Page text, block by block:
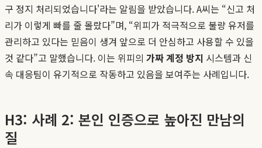
구 정지 처리되었습니다'라는 알림을 받았습니다. A씨는 “신고 처
리가 이렇게 빠를 줄 몰랐다”며, “위피가 적극적으로 불량 유저를
관리하고 있다는 믿음이 생겨 앞으로 더 안심하고 사용할 수 있을
것 같다”고 말했습니다. 이는 위피의 가짜 계정 방지 시스템과 신
속 대응팀이 유기적으로 작동하고 있음을 보여주는 사례입니다.
H3: 사례 2: 본인 인증으로 높아진 만남의
질